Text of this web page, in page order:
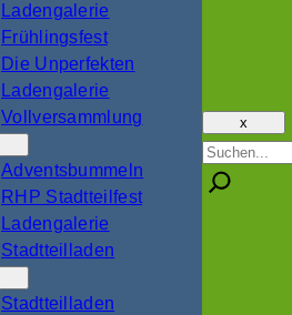
Ladengalerie
Frühlingsfest
Die Unperfekten
Ladengalerie
Vollversammlung
Adventsbummeln
RHP Stadtteilfest
Ladengalerie
Stadtteilladen
Stadtteilladen
x